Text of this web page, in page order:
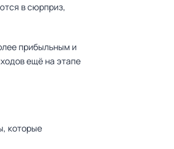
в сюрприз,
прибыльным и
ещё на этапе
которые